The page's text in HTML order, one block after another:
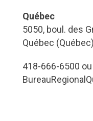
Québec
5050, boul. des
Québec
418-666-6500